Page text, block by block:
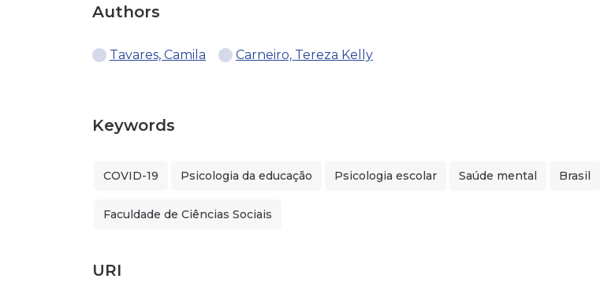
Authors
Tavares, Camila Carneiro, Tereza Kelly
Keywords
COVID-19 Psicologia da educação Psicologia escolar Saúde mental Brasil
Faculdade de Ciências Sociais
URI